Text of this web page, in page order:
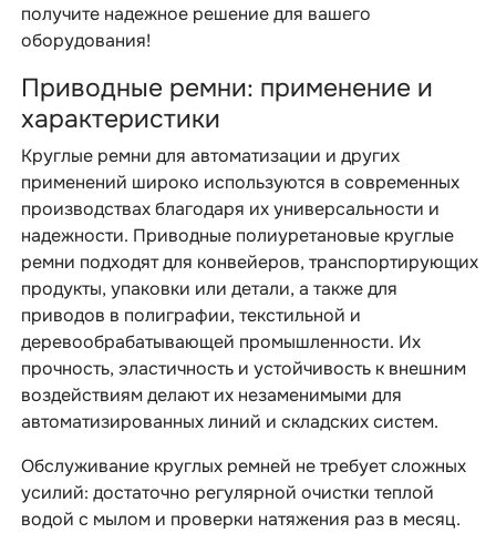
получите надежное решение для вашего
оборудования!
Приводные ремни: применение и
характеристики
Круглые ремни для автоматизации и других
применений широко используются в современных
производствах благодаря их универсальности и
надежности. Приводные полиуретановые круглые
ремни подходят для конвейеров, транспортирующих
продукты, упаковки или детали, а также для
приводов в полиграфии, текстильной и
деревообрабатывающей промышленности. Их
прочность, эластичность и устойчивость к внешним
воздействиям делают их незаменимыми для
автоматизированных линий и складских систем.
Обслуживание круглых ремней не требует сложных
усилий: достаточно регулярной очистки теплой
водой с мылом и проверки натяжения раз в месяц.